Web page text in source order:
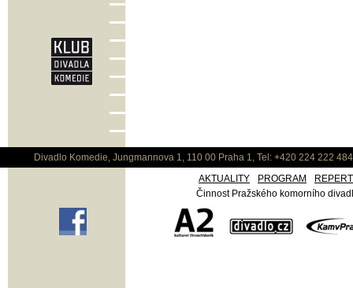
Divadlo Komedie, Jungmannova 1, 110 00 Praha 1, Tel: +420 224 222
AKTUALITY
PROGRAM
Činnost Pražského komorního